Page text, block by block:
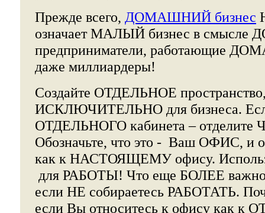
Прежде всего, ДОМАШНИЙ бизнес
означает МАЛЫЙ бизнес в смысле
предприниматели, работающие
даже миллиардеры!
Создайте ОТДЕЛЬНОЕ
ИСКЛЮЧИТЕЛЬНО для бизнеса.
ОТДЕЛЬНОГО кабинета –
Обозначьте, что это - Ваш ОФИС, и
как к НАСТОЯЩЕМУ офису.
для РАБОТЫ! Что еще БОЛЕЕ важно
если НЕ собираетесь РАБОТАТЬ.
если Вы относитесь к офису как